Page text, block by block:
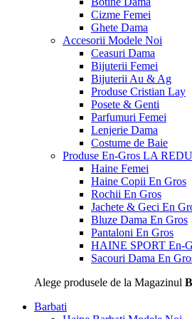
Cizme Femei
Ghete Dama
Accesorii Modele Noi
Ceasuri Dama
Bijuterii Femei
Bijuterii Au & Ag
Produse Cristian Lay
Posete & Genti
Parfumuri Femei
Lenjerie Dama
Costume de Baie
Produse En-Gros LA
Haine Femei
Haine Copii En Gros
Rochii En Gros
Jachete & Geci En
Bluze Dama En Gros
Pantaloni En Gros
HAINE SPORT En-
Sacouri Dama En
Alege produsele de la Magazinul
Barbati